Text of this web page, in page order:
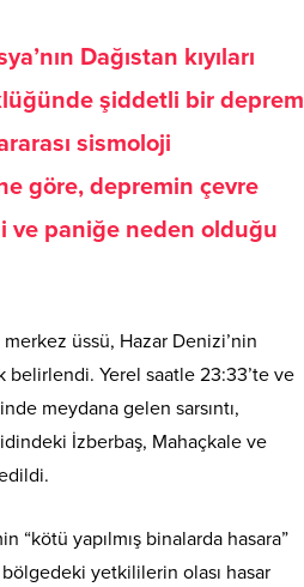
Dağıstan kıyıları
şiddetli bir deprem
sismoloji
göre, depremin çevre
ve paniğe neden olduğu
üssü, Hazar Denizi’nin
belirlendi. Yerel saatle 23:33’te ve
meydana gelen sarsıntı,
İzberbaş, Mahaçkale ve
“kötü yapılmış binalarda hasara”
yetkililerin olası hasar